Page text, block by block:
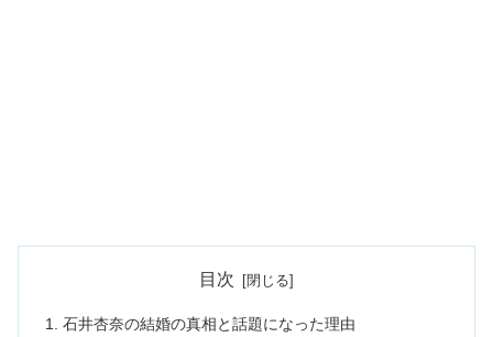
目次
石井杏奈の結婚の真相と話題になった理由